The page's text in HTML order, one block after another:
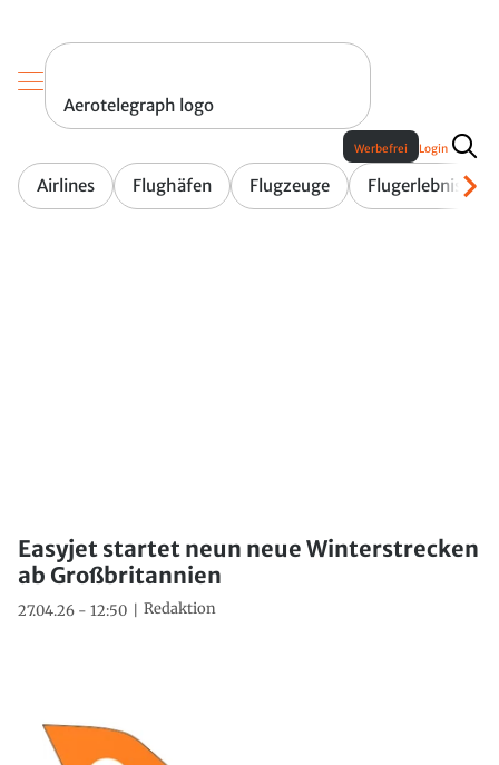
Aerotelegraph logo
Airlines Flughäfen Flugzeuge Flugerlebnis
Werbefrei Login
Easyjet startet neun neue Winterstrecken
ab Großbritannien
27.04.26 - 12:50 Redaktion